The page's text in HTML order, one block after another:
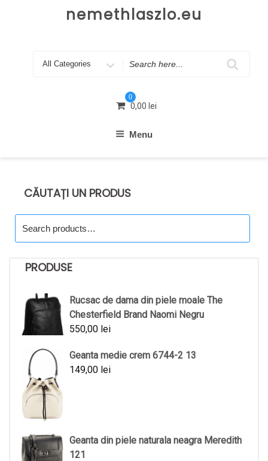
nemethlaszlo.eu
Search
0
0,00 lei
Menu
CĂUTAȚI UN PRODUS
for:
PRODUSE
Rucsac de dama din piele moale The
Chesterfield Brand Naomi Negru
550,00 lei
Geanta medie crem 6744-2 13
149,00 lei
Geanta din piele naturala neagra Meredith
121